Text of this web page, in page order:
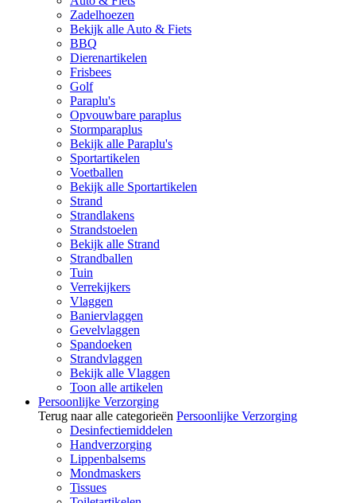
Zadelhoezen
Bekijk alle Auto & Fiets
BBQ
Dierenartikelen
Frisbees
Golf
Paraplu's
Opvouwbare paraplus
Stormparaplus
Bekijk alle Paraplu's
Sportartikelen
Voetballen
Bekijk alle Sportartikelen
Strand
Strandlakens
Strandstoelen
Bekijk alle Strand
Strandballen
Tuin
Verrekijkers
Vlaggen
Baniervlaggen
Gevelvlaggen
Spandoeken
Strandvlaggen
Bekijk alle Vlaggen
Toon alle artikelen
Persoonlijke Verzorging
Terug naar alle categorieën Persoonlijke Verzorging
Desinfectiemiddelen
Handverzorging
Lippenbalsems
Mondmaskers
Tissues